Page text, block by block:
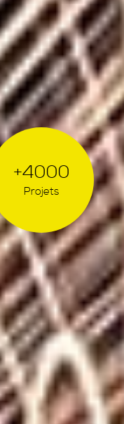
+4000
Projets